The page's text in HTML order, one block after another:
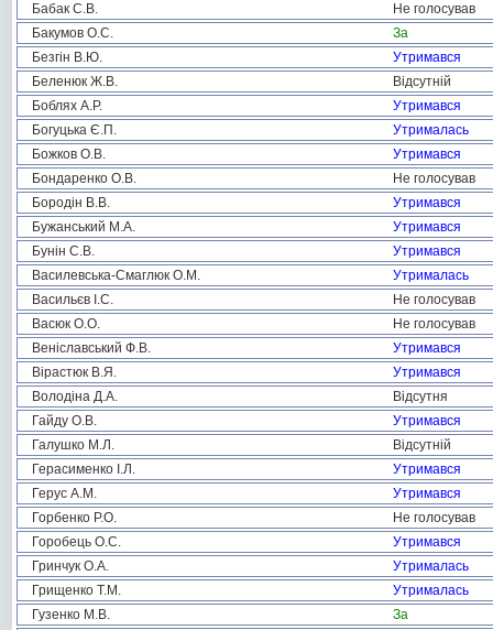
Бабак С.В.
Не голосував
Бакумов О.С.
За
Безгін В.Ю.
Утримався
Беленюк Ж.В.
Відсутній
Боблях А.Р.
Утримався
Богуцька Є.П.
Утрималась
Божков О.В.
Утримався
Бондаренко О.В.
Не голосував
Бородін В.В.
Утримався
Бужанський М.А.
Утримався
Бунін С.В.
Утримався
Василевська-Смаглюк О.М.
Утрималась
Васильєв І.С.
Не голосував
Васюк О.О.
Не голосував
Веніславський Ф.В.
Утримався
Вірастюк В.Я.
Утримався
Володіна Д.А.
Відсутня
Гайду О.В.
Утримався
Галушко М.Л.
Відсутній
Герасименко І.Л.
Утримався
Герус А.М.
Утримався
Горбенко Р.О.
Не голосував
Горобець О.С.
Утримався
Гринчук О.А.
Утрималась
Грищенко Т.М.
Утрималась
Гузенко М.В.
За